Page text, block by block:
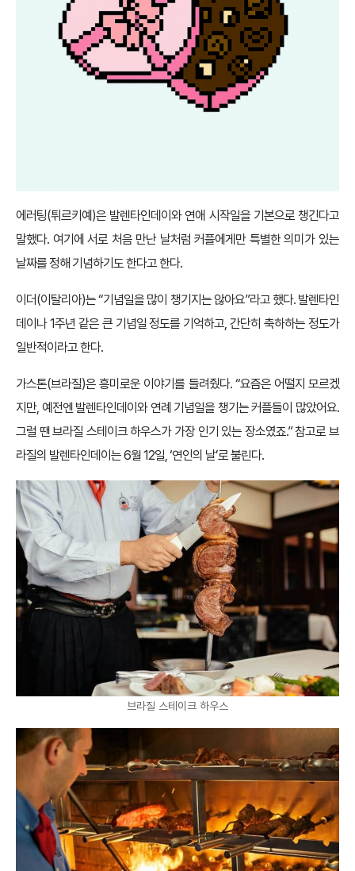
에러팅(튀르키예)은 발렌타인데이와 연애 시작일을 기본으로 챙긴다고
말했다. 여기에 서로 처음 만난 날처럼 커플에게만 특별한 의미가 있는
날짜를 정해 기념하기도 한다고 한다.
이더(이탈리아)는 “기념일을 많이 챙기지는 않아요”라고 했다. 발렌타인
데이나 1주년 같은 큰 기념일 정도를 기억하고, 간단히 축하하는 정도가
일반적이라고 한다.
가스톤(브라질)은 흥미로운 이야기를 들려줬다. “요즘은 어떨지 모르겠
지만, 예전엔 발렌타인데이와 연례 기념일을 챙기는 커플들이 많았어요.
그럴 땐 브라질 스테이크 하우스가 가장 인기 있는 장소였죠.” 참고로 브
라질의 발렌타인데이는 6월 12일, ‘연인의 날’로 불린다.
브라질 스테이크 하우스